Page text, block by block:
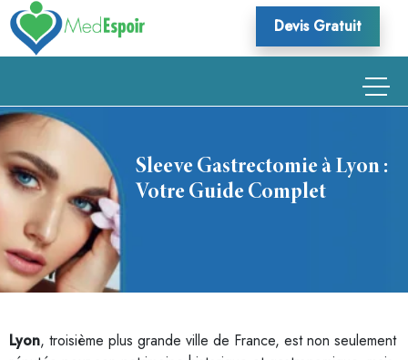
Skip
to
content
Devis Gratuit
Sleeve Gastrectomie à Lyon :
Votre Guide Complet
Lyon, troisième plus grande ville de France, est non seulement